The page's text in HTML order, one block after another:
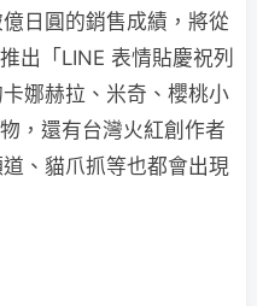
日圓的銷售成績，將從
出「LINE 表情貼慶祝列
娜赫拉、米奇、櫻桃小
，還有台灣火紅創作者
、貓爪抓等也都會出現